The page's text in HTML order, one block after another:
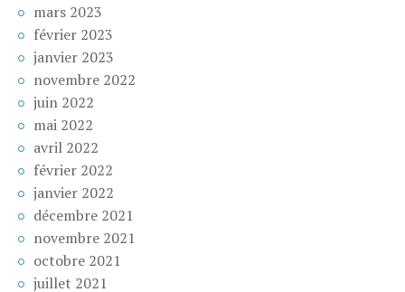
mars 2023
février 2023
janvier 2023
novembre 2022
juin 2022
mai 2022
avril 2022
février 2022
janvier 2022
décembre 2021
novembre 2021
octobre 2021
juillet 2021